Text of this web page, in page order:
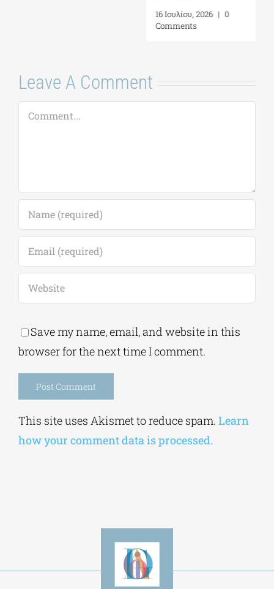
16 Ιουλίου, 2026 | 0
Comments
Leave A Comment
Comment
Save my name, email, and website in this
browser for the next time I comment.
This site uses Akismet to reduce spam. Learn
how your comment data is processed.